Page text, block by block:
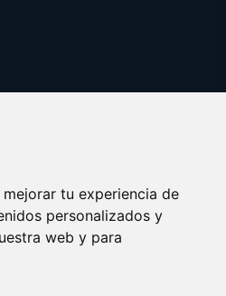
tu experiencia de
personalizados y
web y para
© 2025